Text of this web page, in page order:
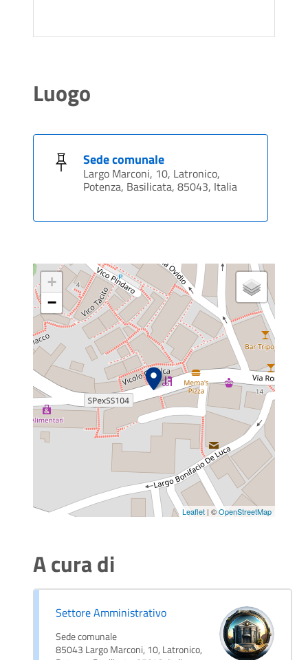
Luogo
Sede comunale
Largo Marconi, 10, Latronico,
Potenza, Basilicata, 85043, Italia
+
−
Leaflet | ©OpenStreetMap
A cura di
Settore Amministrativo
Sede comunale
85043 Largo Marconi, 10, Latronico,